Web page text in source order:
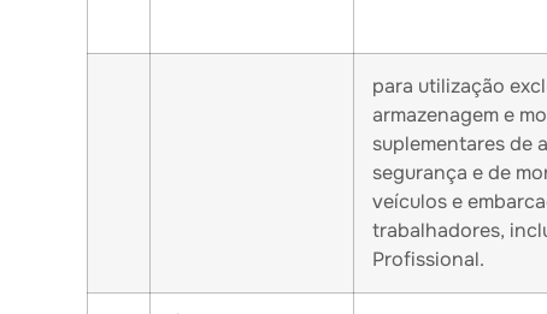
para utilização
armazenagem e
suplementares de
segurança e de
veículos e
trabalhadores,
Profissional.